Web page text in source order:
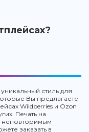
уникальный стиль для
Вы предлагаете
Wildberries и Ozon
Печать на
неповторимым
заказать в